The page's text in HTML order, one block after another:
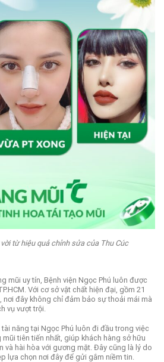
từ hiệu quả chỉnh sửa của Thu Cúc
mũi uy tín, Bệnh viện Ngọc Phú luôn được
Với cơ sở vật chất hiện đại, gồm 21
nơi đây không chỉ đảm bảo sự thoải mái mà
vụ vượt trội.
năng tại Ngọc Phú luôn đi đầu trong việc
tiên tiến nhất, giúp khách hàng sở hữu
và hài hòa với gương mặt. Đây cũng là lý do
lựa chọn nơi đây để gửi gắm niềm tin.